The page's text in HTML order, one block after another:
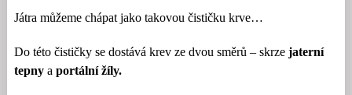
Játra můžeme chápat jako takovou čističku krve…
Do této čističky se dostává krev ze dvou směrů – skrze jaterní
tepny aportální žíly.